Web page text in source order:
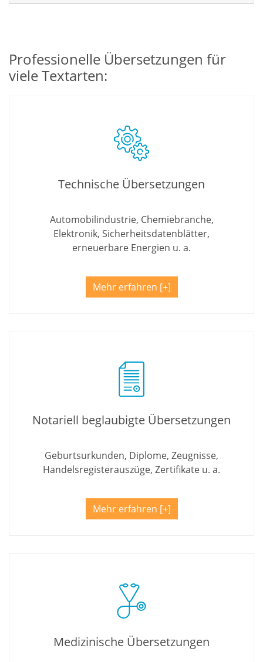
Professionelle Übersetzungen für
viele Textarten:
Technische Übersetzungen
Automobilindustrie, Chemiebranche,
Elektronik, Sicherheitsdatenblätter,
erneuerbare Energien u. a.
Mehr erfahren
Notariell beglaubigte Übersetzungen
Geburtsurkunden, Diplome, Zeugnisse,
Handelsregisterauszüge, Zertifikate u. a.
Mehr erfahren
Medizinische Übersetzungen